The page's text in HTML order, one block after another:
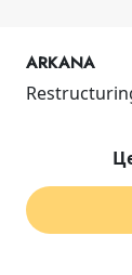
ARKANA